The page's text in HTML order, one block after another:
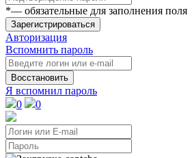
*— обязательные для заполнения поля
Зарегистрироваться
Авторизация
Вспомнить пароль
Восстановить
Я вспомнил пароль
0
0